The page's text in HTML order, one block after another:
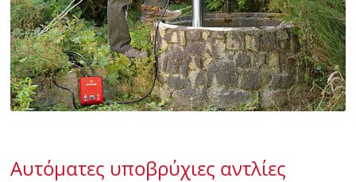
Αυτόματες υποβρύχιες αντλίες